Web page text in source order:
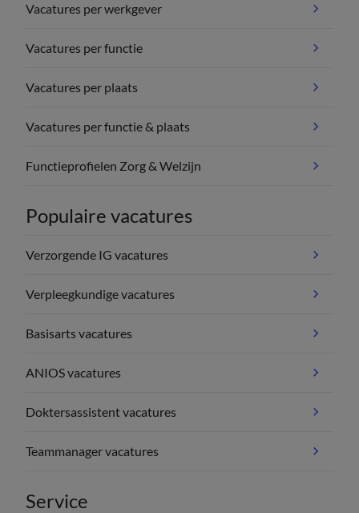
Vacatures per werkgever
Vacatures per functie
Vacatures per plaats
Vacatures per functie & plaats
Functieprofielen Zorg & Welzijn
Populaire vacatures
Verzorgende IG vacatures
Verpleegkundige vacatures
Basisarts vacatures
ANIOS vacatures
Doktersassistent vacatures
Teammanager vacatures
Service